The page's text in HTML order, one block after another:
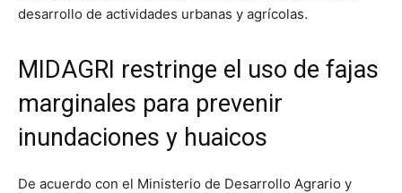
desarrollo de actividades urbanas y agrícolas.
MIDAGRI restringe el uso de fajas
marginales para prevenir
inundaciones y huaicos
De acuerdo con el Ministerio de Desarrollo Agrario y